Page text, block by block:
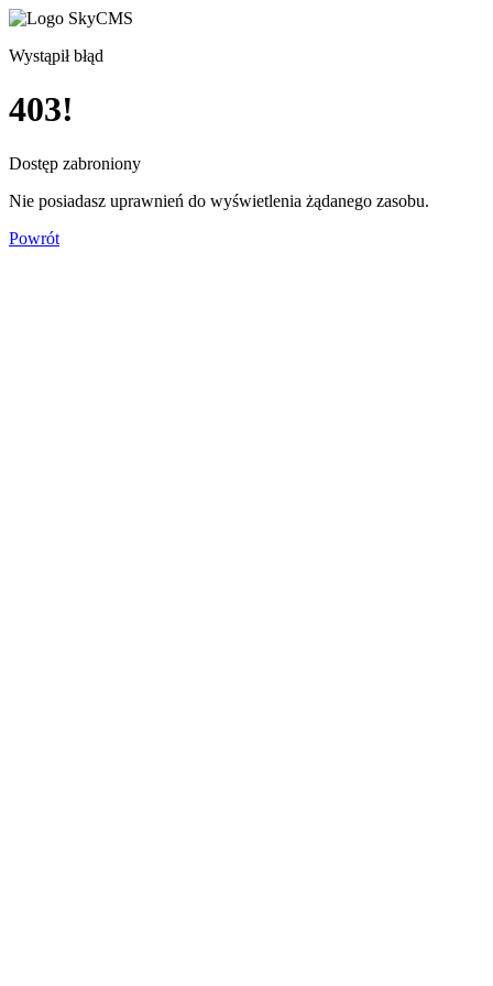
Wystąpił błąd
403!
Dostęp zabroniony
Nie posiadasz uprawnień do wyświetlenia żądanego zasobu.
Powrót